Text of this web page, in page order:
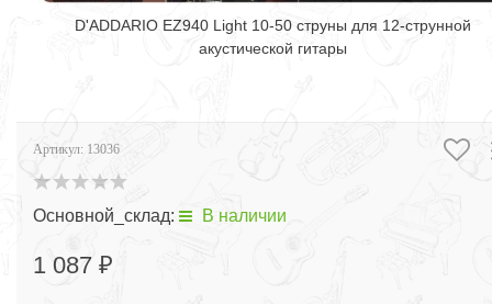
D'ADDARIO EZ940 Light 10-50 струны для 12-струнной
акустической гитары
Артикул: 13036
Основной_склад: В наличии
1 087 ₽